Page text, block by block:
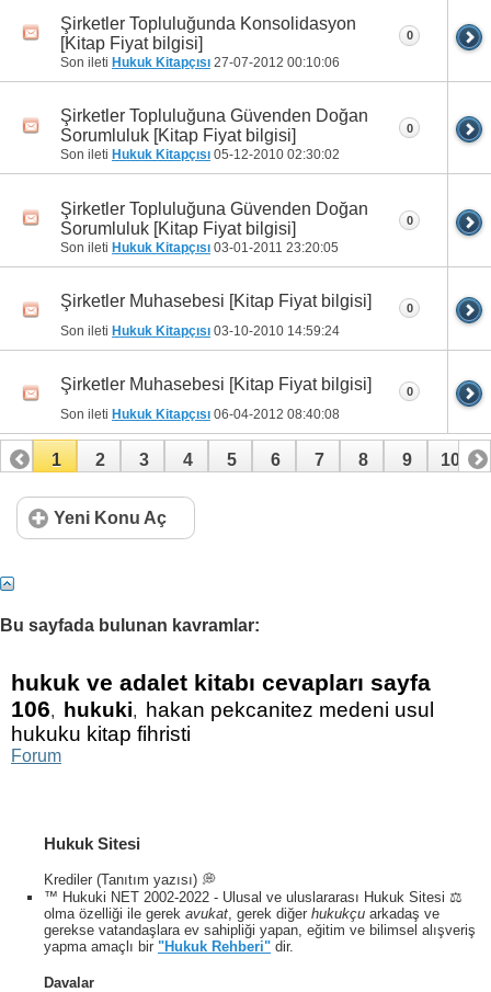
Şirketler Topluluğunda Konsolidasyon
[Kitap Fiyat bilgisi]
Son ileti Hukuk Kitapçısı 27-07-2012 00:10:06
0
Şirketler Topluluğuna Güvenden Doğan
Sorumluluk [Kitap Fiyat bilgisi]
Son ileti Hukuk Kitapçısı 05-12-2010 02:30:02
0
Şirketler Topluluğuna Güvenden Doğan
Sorumluluk [Kitap Fiyat bilgisi]
Son ileti Hukuk Kitapçısı 03-01-2011 23:20:05
0
Şirketler Muhasebesi [Kitap Fiyat bilgisi]
Son ileti Hukuk Kitapçısı 03-10-2010 14:59:24
0
Şirketler Muhasebesi [Kitap Fiyat bilgisi]
Son ileti Hukuk Kitapçısı 06-04-2012 08:40:08
0
1 2 3 4 5 6 7 8 9 10
11 12 13 14
41 42 43 44 45
51 52 53 54 55 56 57 58 59
61 62 63 64 65 66 67 68 69
71
Yeni Konu Aç
Bu sayfada bulunan kavramlar:
hukuk ve adalet kitabı cevapları sayfa
106, hukuki,
hakan pekcanitez medeni usul
hukuku kitap fihristi
Forum
Hukuk Sitesi
Krediler (Tanıtım yazısı) 💭
™ Hukuki NET 2002-2022 - Ulusal ve uluslararası Hukuk Sitesi ⚖️
olma özelliği ile gerek avukat, gerek diğer hukukçu arkadaş ve
gerekse vatandaşlara ev sahipliği yapan, eğitim ve bilimsel alışveriş
yapma amaçlı bir "Hukuk Rehberi" dir.
Davalar